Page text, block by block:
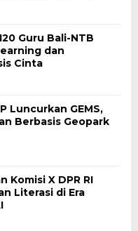
Guru Bali-NTB
dan
Cinta
Luncurkan GEMS,
Berbasis Geopark
Komisi X DPR RI
Literasi di Era